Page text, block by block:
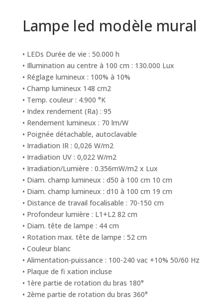
Lampe led modèle mural
• LEDs Durée de vie : 50.000 h
• Illumination au centre à 100 cm : 130.000 Lux
• Réglage lumineux : 100% à 10%
• Champ lumineux 148 cm2
• Temp. couleur : 4.900 °K
• Index rendement (Ra) : 95
• Rendement lumineux : 70 lm/W
• Poignée détachable, autoclavable
• Irradiation IR : 0,026 W/m2
• Irradiation UV : 0,022 W/m2
• Irradiation/Lumière : 0.356mW/m2 x Lux
• Diam. champ lumineux : d50 à 100 cm 10 cm
• Diam. champ lumineux : d10 à 100 cm 19 cm
• Distance de travail focalisable : 70-150 cm
• Profondeur lumière : L1+L2 82 cm
• Diam. tête de lampe : 44 cm
• Rotation max. tête de lampe : 52 cm
• Couleur blanc
• Alimentation-puissance : 100-240 vac +10% 50/60 Hz
• Plaque de fi xation incluse
• 1ère partie de rotation du bras 180°
• 2ème partie de rotation du bras 360°